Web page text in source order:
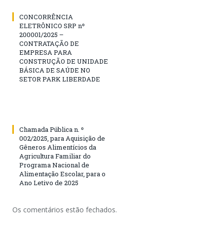
CONCORRÊNCIA
ELETRÔNICO SRP nº
200001/2025 –
CONTRATAÇÃO DE
EMPRESA PARA
CONSTRUÇÃO DE UNIDADE
BÁSICA DE SAÚDE NO
SETOR PARK LIBERDADE
Chamada Pública n. º
002/2025, para Aquisição de
Gêneros Alimentícios da
Agricultura Familiar do
Programa Nacional de
Alimentação Escolar, para o
Ano Letivo de 2025
Os comentários estão fechados.